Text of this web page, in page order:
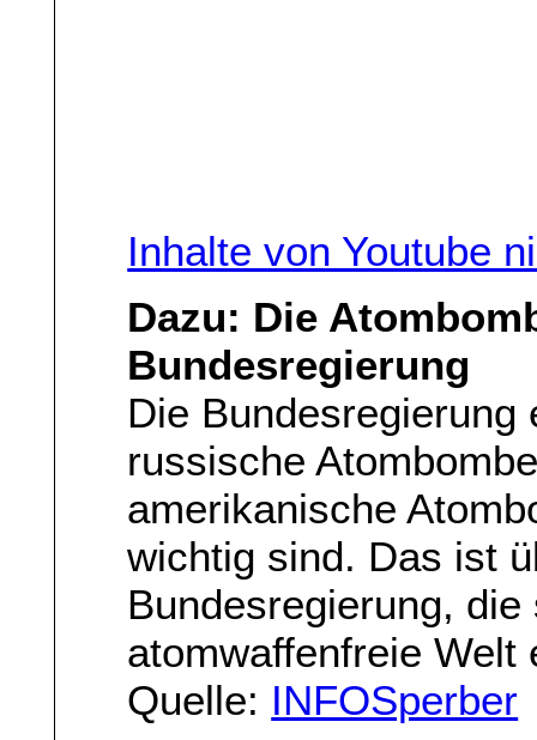
Inhalte von Youtube
Dazu: Die
Bundesregierung
Die
russische
amerikanische
wichtig sind. Das ist
Bundesregierung,
atomwaffenfreie
Quelle: INFOSperber